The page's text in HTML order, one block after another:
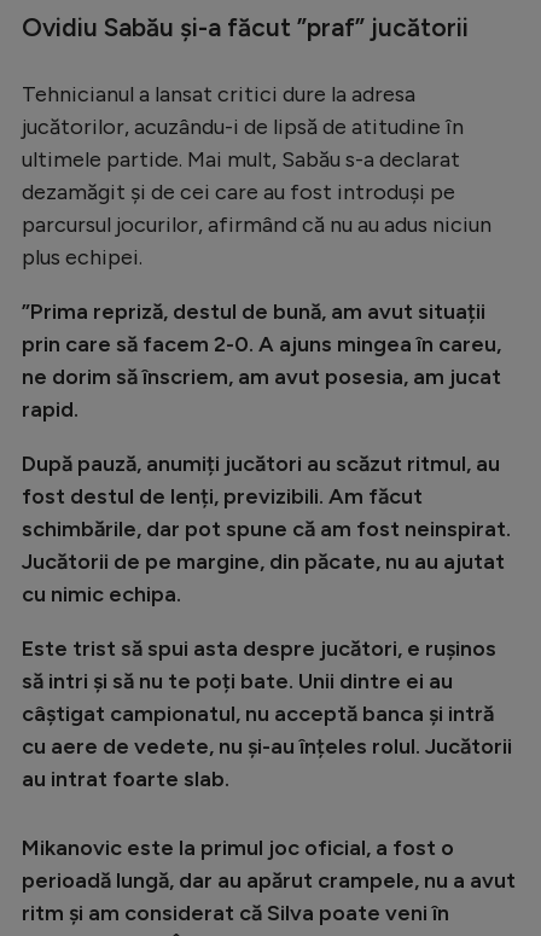
Ligue 1
Starurile fotbalului
EURO 2024
Stranieri
Clasamente
Tenis
Natație
Formula 1
Gimnastică
Auto
Ciclism
Alte sporturi
JO 2024
Ovidiu Sabău și-a făcut ”praf” jucătorii
Tehnicianul a lansat critici dure la adresa
jucătorilor, acuzându-i de lipsă de atitudine în
ultimele partide. Mai mult, Sabău s-a declarat
dezamăgit și de cei care au fost introduși pe
parcursul jocurilor, afirmând că nu au adus niciun
plus echipei.
”Prima repriză, destul de bună, am avut situații
prin care să facem 2-0. A ajuns mingea în careu,
ne dorim să înscriem, am avut posesia, am jucat
rapid.
După pauză, anumiți jucători au scăzut ritmul, au
fost destul de lenți, previzibili. Am făcut
schimbările, dar pot spune că am fost neinspirat.
Jucătorii de pe margine, din păcate, nu au ajutat
cu nimic echipa.
Este trist să spui asta despre jucători, e rușinos
să intri și să nu te poți bate. Unii dintre ei au
câștigat campionatul, nu acceptă banca și intră
cu aere de vedete, nu și-au înțeles rolul. Jucătorii
au intrat foarte slab.
Mikanovic este la primul joc oficial, a fost o
perioadă lungă, dar au apărut crampele, nu a avut
ritm și am considerat că Silva poate veni în